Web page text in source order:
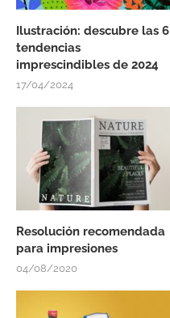
Ilustración: descubre las 6
tendencias
imprescindibles de 2024
17/04/2024
Resolución recomendada
para impresiones
04/08/2020